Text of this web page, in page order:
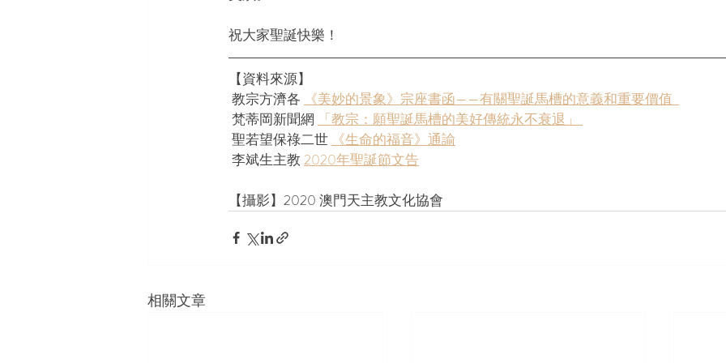
祝大家聖誕快樂！
【資料來源】
教宗方濟各
《美妙的景象》宗座書函——有關聖誕馬槽的意義和重要價值
梵蒂岡新聞網
「教宗：願聖誕馬槽的美好傳統永不衰退」
聖若望保祿二世 《生命的福音》通諭
李斌生主教 2020年聖誕節文告
【攝影】2020 澳門天主教文化協會
相關文章